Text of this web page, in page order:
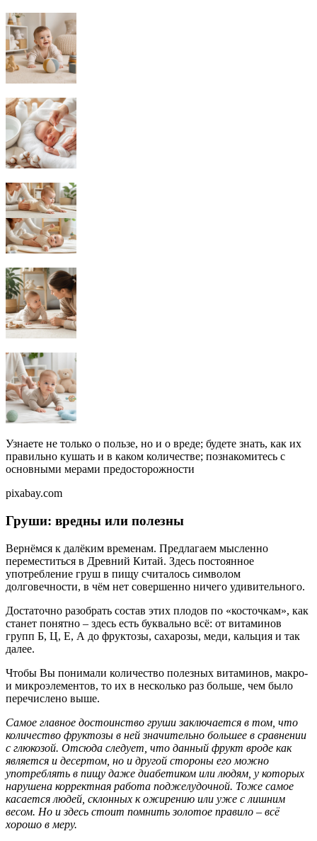
Узнаете не только о пользе, но и о вреде; будете знать, как их
правильно кушать и в каком количестве; познакомитесь с
основными мерами предосторожности
pixabay.com
Груши: вредны или полезны
Вернёмся к далёким временам. Предлагаем мысленно
переместиться в Древний Китай. Здесь постоянное
употребление груш в пищу считалось символом
долговечности, в чём нет совершенно ничего удивительного.
Достаточно разобрать состав этих плодов по «косточкам», как
станет понятно – здесь есть буквально всё: от витаминов
групп Б, Ц, Е, А до фруктозы, сахарозы, меди, кальция и так
далее.
Чтобы Вы понимали количество полезных витаминов, макро-
и микроэлементов, то их в несколько раз больше, чем было
перечислено выше.
Самое главное достоинство груши заключается в том, что
количество фруктозы в ней значительно большее в сравнении
с глюкозой. Отсюда следует, что данный фрукт вроде как
является и десертом, но и другой стороны его можно
употреблять в пищу даже диабетиком или людям, у которых
нарушена корректная работа поджелудочной. Тоже самое
касается людей, склонных к ожирению или уже с лишним
весом. Но и здесь стоит помнить золотое правило – всё
хорошо в меру.